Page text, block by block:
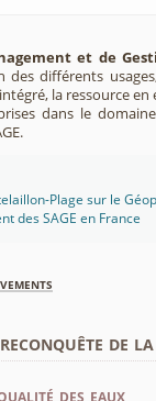
et de
des différents
la ressource en
dans le
Plage sur le
des SAGE en France
de
des eaux